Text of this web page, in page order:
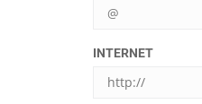
INTERNET